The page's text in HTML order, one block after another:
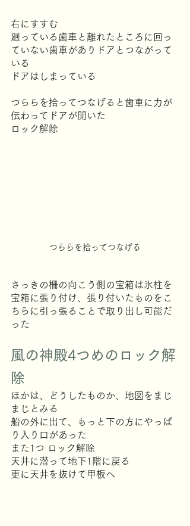
右にすすむ
廻っている歯車と離れたところに回っ
ていない歯車がありドアとつながって
いる
ドアはしまっている
つららを拾ってつなげると歯車に力が
伝わってドアが開いた
ロック解除
つららを拾ってつなげる
さっきの柵の向こう側の宝箱は氷柱を
宝箱に張り付け、張り付いたものをこ
ちらに引っ張ることで取り出し可能だ
った
風の神殿4つめのロック解
除
ほかは、どうしたものか、地図をまじ
まじとみる
船の外に出て、もっと下の方にやっぱ
り入り口があった
また1つ ロック解除
天井に潜って地下1階に戻る
更に天井を抜けて甲板へ